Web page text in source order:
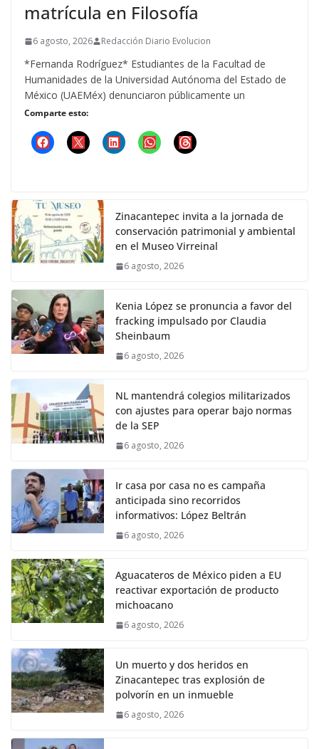
matrícula en Filosofía
6 agosto, 2026 Redacción Diario Evolucion
*Fernanda Rodríguez* Estudiantes de la Facultad de
Humanidades de la Universidad Autónoma del Estado de
México (UAEMéx) denunciaron públicamente un
Comparte esto:
Zinacantepec invita a la jornada de
conservación patrimonial y ambiental
en el Museo Virreinal
6 agosto, 2026
Kenia López se pronuncia a favor del
fracking impulsado por Claudia
Sheinbaum
6 agosto, 2026
NL mantendrá colegios militarizados
con ajustes para operar bajo normas
de la SEP
6 agosto, 2026
Ir casa por casa no es campaña
anticipada sino recorridos
informativos: López Beltrán
6 agosto, 2026
Aguacateros de México piden a EU
reactivar exportación de producto
michoacano
6 agosto, 2026
Un muerto y dos heridos en
Zinacantepec tras explosión de
polvorín en un inmueble
6 agosto, 2026